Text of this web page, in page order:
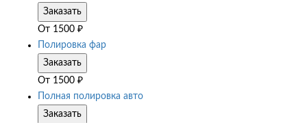
Заказать
От 1500 ₽
Полировка фар
Заказать
От 1500 ₽
Полная полировка авто
Заказать